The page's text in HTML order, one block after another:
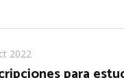
2022